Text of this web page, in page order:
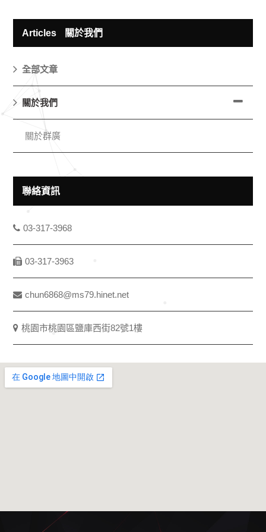
Articles 關於我們
全部文章
關於我們
關於群廣
聯絡資訊
03-317-3968
03-317-3963
chun6868@ms79.hinet.net
桃園市桃園區鹽庫西街82號1樓